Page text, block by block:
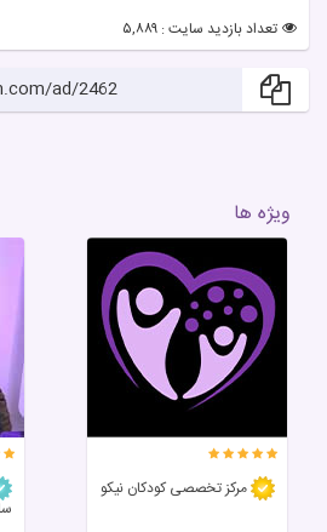
تعداد بازدید سایت : ۵,۸۸۹
ad/2462
ویژه ها
مرکز تخصصی‌ کودکان‌ نیکو